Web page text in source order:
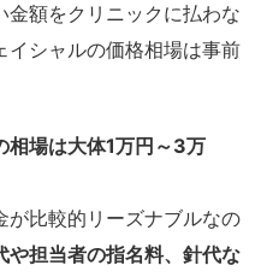
額をクリニックに払わな
イシャルの価格相場は事前
相場は大体1万円～3万
が比較的リーズナブルなの
や担当者の指名料、針代な